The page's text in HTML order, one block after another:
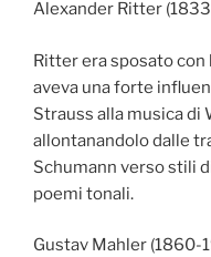
Alexander Ritter
Ritter era sposato con
aveva una forte
Strauss alla musica di
allontanandolo dalle
Schumann verso stili
poemi tonali.
Gustav Mahler (1860-